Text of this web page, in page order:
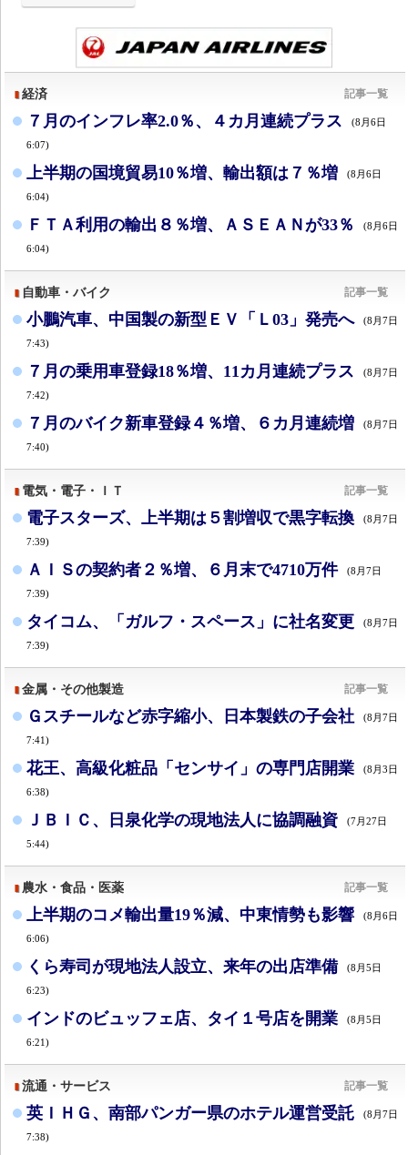
経済 記事一覧
７月のインフレ率2.0％、４カ月連続プラス (8月6日
6:07)
上半期の国境貿易10％増、輸出額は７％増 (8月6日
6:04)
ＦＴＡ利用の輸出８％増、ＡＳＥＡＮが33％ (8月6日
6:04)
自動車・バイク 記事一覧
小鵬汽車、中国製の新型ＥＶ「Ｌ03」発売へ (8月7日
7:43)
７月の乗用車登録18％増、11カ月連続プラス (8月7日
7:42)
７月のバイク新車登録４％増、６カ月連続増 (8月7日
7:40)
電気・電子・ＩＴ 記事一覧
電子スターズ、上半期は５割増収で黒字転換 (8月7日
7:39)
ＡＩＳの契約者２％増、６月末で4710万件 (8月7日
7:39)
タイコム、「ガルフ・スペース」に社名変更 (8月7日
7:39)
金属・その他製造 記事一覧
Ｇスチールなど赤字縮小、日本製鉄の子会社 (8月7日
7:41)
花王、高級化粧品「センサイ」の専門店開業 (8月3日
6:38)
ＪＢＩＣ、日泉化学の現地法人に協調融資 (7月27日
5:44)
農水・食品・医薬 記事一覧
上半期のコメ輸出量19％減、中東情勢も影響 (8月6日
6:06)
くら寿司が現地法人設立、来年の出店準備 (8月5日
6:23)
インドのビュッフェ店、タイ１号店を開業 (8月5日
6:21)
流通・サービス 記事一覧
英ＩＨＧ、南部パンガー県のホテル運営受託 (8月7日
7:38)